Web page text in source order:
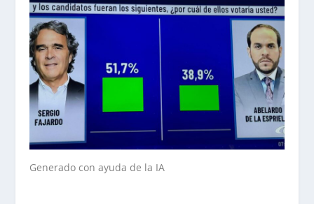
Generado con ayuda de la IA